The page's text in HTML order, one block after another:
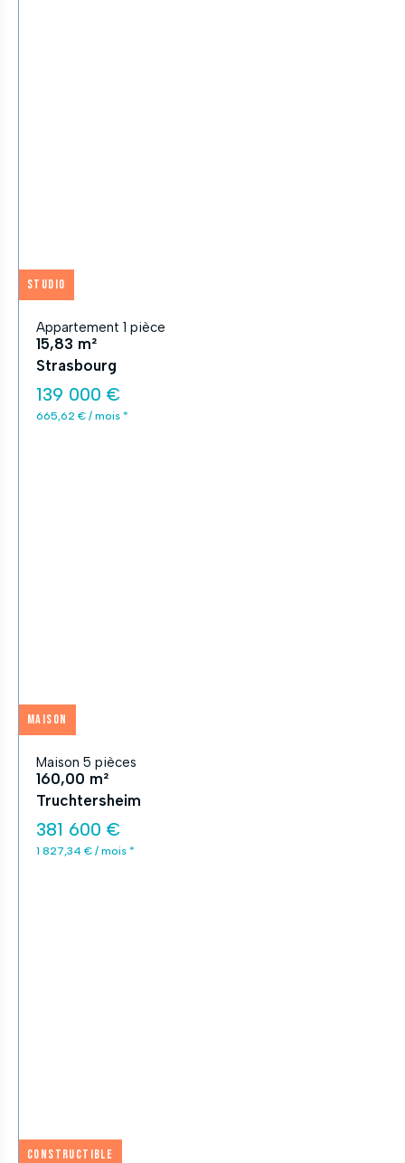
Studio
Appartement 1 pièce
15,83 m²
Strasbourg
139 000 €
665,62 € / mois *
Maison
Maison 5 pièces
160,00 m²
Truchtersheim
381 600 €
1 827,34 € / mois *
Constructible